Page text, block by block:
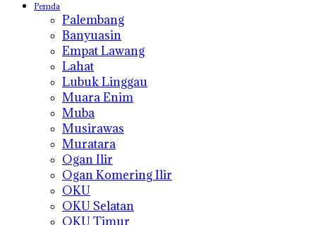
Pemda
Palembang
Banyuasin
Empat Lawang
Lahat
Lubuk Linggau
Muara Enim
Muba
Musirawas
Muratara
Ogan Ilir
Ogan Komering Ilir
OKU
OKU Selatan
OKU Timur